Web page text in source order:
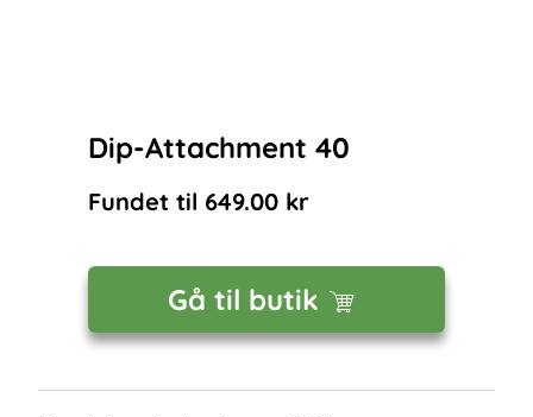
Dip-Attachment 40
Fundet til 649.00 kr
Gå til butik